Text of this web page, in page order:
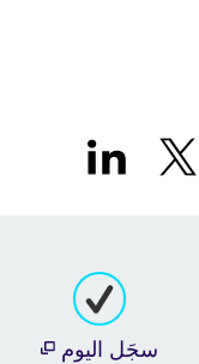
سجَل اليوم